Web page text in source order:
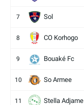
7 Sol
8 CO Korhogo
9 Bouaké Fc
10 So Armee
11 Stella Adjame